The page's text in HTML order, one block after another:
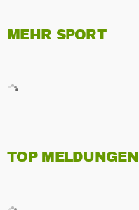
MEHR SPORT
TOP MELDUNGEN